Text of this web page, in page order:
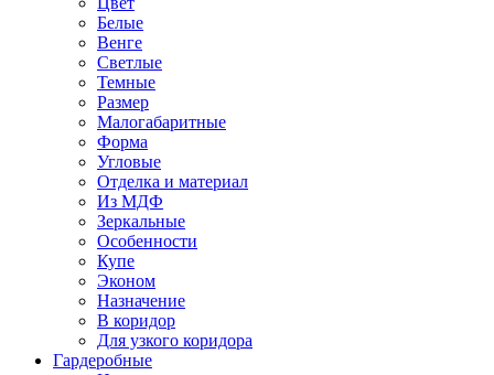
Белые
Венге
Светлые
Темные
Размер
Малогабаритные
Форма
Угловые
Отделка и материал
Из МДФ
Зеркальные
Особенности
Купе
Эконом
Назначение
В коридор
Для узкого коридора
Гардеробные